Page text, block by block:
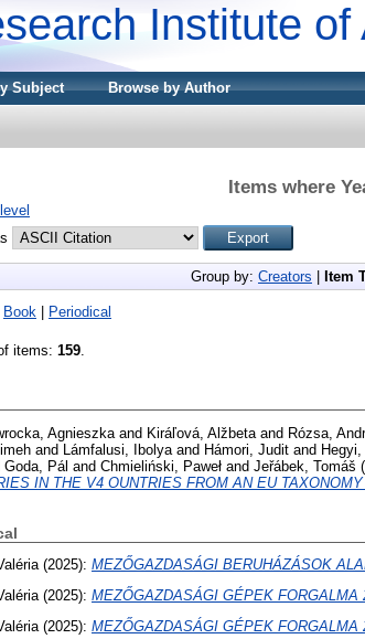
Institute
Subject Browse by Author
Items where
Group by: Creators Item
Book Periodical
items: 159
Agnieszka and Kiráľová, Alžbeta and Rózsa,
and Lámfalusi, Ibolya and Hámori, Judit and
Goda, Pál and Chmieliński, Paweł and Jeřábek, Tomáš
IN THE V4 OUNTRIES FROM AN EU
(2025): MEZŐGAZDASÁGI BERUHÁZÁSOK
(2025): MEZŐGAZDASÁGI GÉPEK FORGALMA
(2025): MEZŐGAZDASÁGI GÉPEK FORGALMA